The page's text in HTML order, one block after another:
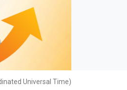
Universal Time)